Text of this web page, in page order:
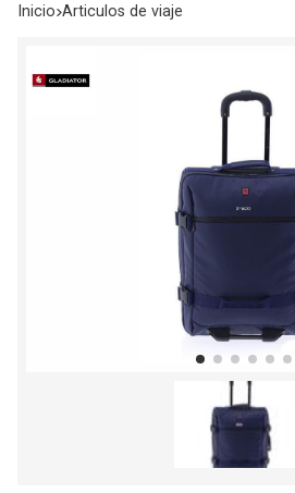
Inicio articulos de viaje